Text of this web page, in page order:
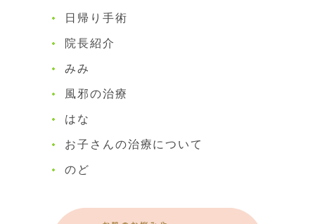
日帰り手術
院長紹介
みみ
風邪の治療
はな
お子さんの治療について
のど